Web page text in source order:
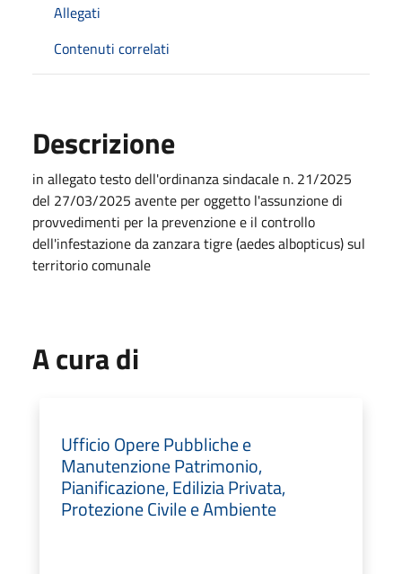
Allegati
Contenuti correlati
Descrizione
in allegato testo dell'ordinanza sindacale n. 21/2025
del 27/03/2025 avente per oggetto l'assunzione di
provvedimenti per la prevenzione e il controllo
dell'infestazione da zanzara tigre (aedes albopticus) sul
territorio comunale
A cura di
Ufficio Opere Pubbliche e
Manutenzione Patrimonio,
Pianificazione, Edilizia Privata,
Protezione Civile e Ambiente